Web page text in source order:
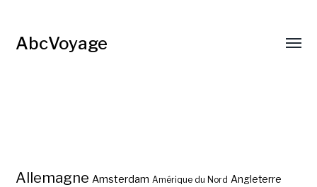
AbcVoyage
Allemagne Amsterdam Amérique du Nord Angleterre